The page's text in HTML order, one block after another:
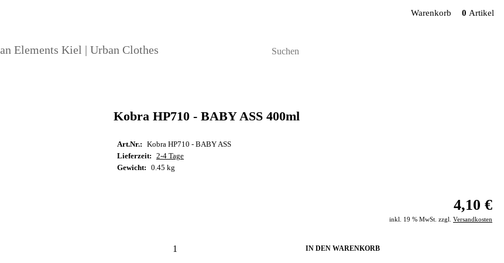
Elements Kiel | Urban Clothes
Warenkorb 0 Artikel
Kobra HP710 - BABY ASS 400ml
Art.Nr.:
Kobra HP710 - BABY ASS
Lieferzeit:
2-4 Tage
Gewicht:
0.45 kg
4,10 €
inkl. 19 % MwSt. zzgl. Versandkosten
IN DEN WARENKORB